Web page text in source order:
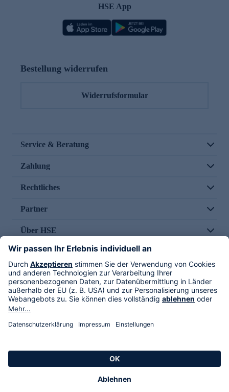
HSE App
Bestellung widerrufen
Widerrufsformular
Service & Beratung
Zahlung
Rechtliches
Partner
Über HSE
Im TV
HSE International